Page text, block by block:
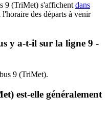
9 (TriMet) s'affichent dans
des départs à venir
y a-t-il sur la ligne 9 -
9 (TriMet).
est-elle généralement